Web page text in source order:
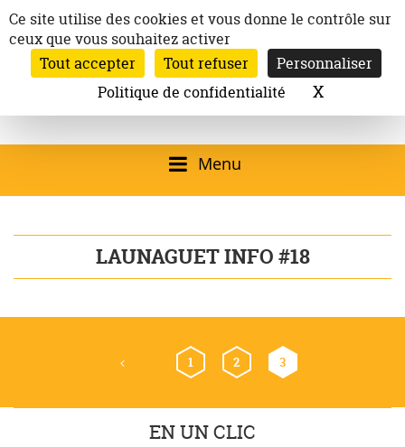
au
contenu
Ville de
Launaguet
Site officiel de la
Mairie de
Launaguet (31140)
qui présente la ville,
le patrimoine, les
services, la
associative,…
Inscription à la newsletter
Email:
Rechercher
Menu
LAUNAGUET INFO #18
Navigation
des
pages
Page précédente
1 2 3
EN UN CLIC
Panneau de gestion des cookies
Ce site utilise des cookies et vous donne le contrôle sur
ceux que vous souhaitez activer
Tout accepter
Tout refuser
Personnaliser
Politique de confidentialité
XMasquer